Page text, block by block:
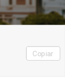
Copiar